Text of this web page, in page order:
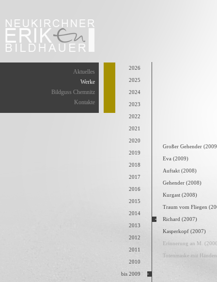
Aktuelles
Werke
Bildguss Chemnitz
Kontakte
2026
2025
2024
2023
2022
2021
2020
2019
2018
2017
2016
2015
2014
2013
2012
2011
2010
bis 2009
Großer Gehender
Eva (2009)
Auftakt (2008)
Gehender (2008)
Kurgast (2008)
Traum vom Fliegen
Richard (2007)
Kasperkopf (2007)
Erinnerung an M.
Totenmaske mit